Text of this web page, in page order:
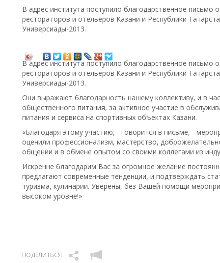
В адрес института поступило благодарственное письмо
рестораторов и отельеров Казани и Республики
Универсиады-2013.
В адрес института поступило благодарственное письмо
рестораторов и отельеров Казани и Республики
Универсиады-2013.
Они выражают благодарность нашему коллективу, и в
общественного питания, за активное участие в
питания и сервиса на спортивных объектах Казани.
«Благодаря этому участию, - говорится в письме, -
оценили профессионализм, мастерство,
общении и в обмене опытом со своими коллегами из
Искренне благодарим Вас за огромное желание
предлагают современные тенденции, и подтверждать
туризма, кулинарии. Уверены, без Вашей помощи
высоком уровне!»
ПОДЕЛИТЬСЯ